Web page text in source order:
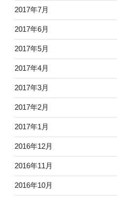
2017年7月
2017年6月
2017年5月
2017年4月
2017年3月
2017年2月
2017年1月
2016年12月
2016年11月
2016年10月